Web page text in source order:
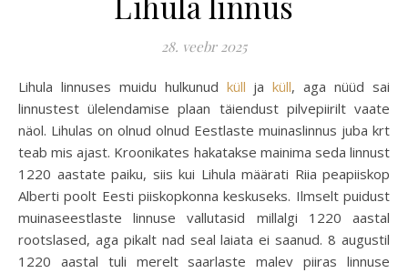
28. veebr 2025
Lihula linnuses muidu hulkunud küll jaküll, aga nüüd sai
linnustest ülelendamise plaan täiendust pilvepiirilt vaate
näol. Lihulas on olnud olnud Eestlaste muinaslinnus juba krt
teab mis ajast. Kroonikates hakatakse mainima seda linnust
1220 aastate paiku, siis kui Lihula määrati Riia peapiiskop
Alberti poolt Eesti piiskopkonna keskuseks. Ilmselt puidust
muinaseestlaste linnuse vallutasid millalgi 1220 aastal
rootslased, aga pikalt nad seal laiata ei saanud. 8 augustil
1220 aastal tuli merelt saarlaste malev piiras linnuse